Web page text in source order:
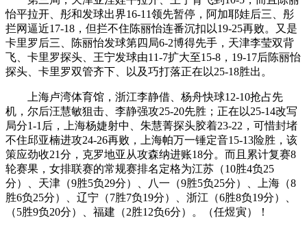
怡平拉开、彤和发球出界16-11领先暂停，阿加耶娃后三、彤
拦网逼近17-18，但拦不住陈丽怡连番沉扣以19-25再败。又是
卡里罗后三、陈丽怡发球第四局6-2博得先手，天津李莹双背
飞、卡里罗探头、王宁发球由11-7扩大至15-8，19-17后陈丽怡
探头、卡里罗双管齐下、以及巧打落正在以25-18胜出。
上海卢湾体育馆，浙江李静借、杨舟快球12-10抢占先
机，尔后汪慧敏狙击、李静强攻25-20先胜；正在以25-14改写
局分1-1后，上海杨婕射中、朱慧菁探头胶着23-22，可惜封堵
不住邱亚楠进攻24-26再败，上海帕万一锤定音15-13险胜，该
策应劲收21分，克罗地亚从攻森纳进账18分。而且累计复赛8
轮赛果，女排联赛的常规赛排名定格为江苏（10胜4负25
分）、天津（9胜5负29分）、八一（9胜5负25分）、上海（8
胜6负25分）、辽宁（7胜7负19分）、浙江（6胜8负19分）、
（5胜9负20分）、福建（2胜12负6分）。（任煜寅）！